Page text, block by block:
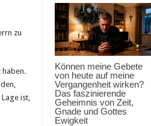
Können meine Gebete
von heute auf meine
Vergangenheit wirken?
Das faszinierende
Geheimnis von Zeit,
Gnade und Gottes
Ewigkeit
zu
haben.
ist,